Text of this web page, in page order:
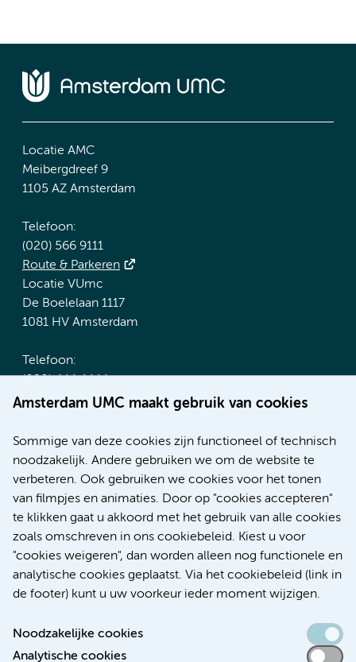
Amsterdam UMC maakt gebruik van cookies
Sommige van deze cookies zijn functioneel of technisch
noodzakelijk. Andere gebruiken we om de website te
verbeteren. Ook gebruiken we cookies voor het tonen
van filmpjes en animaties. Door op "cookies accepteren"
te klikken gaat u akkoord met het gebruik van alle cookies
zoals omschreven in ons cookiebeleid. Kiest u voor
"cookies weigeren", dan worden alleen nog functionele en
analytische cookies geplaatst. Via het cookiebeleid (link in
de footer) kunt u uw voorkeur ieder moment wijzigen.
Noodzakelijke cookies
Analytische cookies
Locatie AMC
Meibergdreef 9
1105 AZ Amsterdam
Telefoon:
(020) 566 9111
Route & Parkeren
Locatie VUmc
De Boelelaan 1117
1081 HV Amsterdam
Telefoon:
(020) 444 4444
Route & Parkeren
Meer Amsterdam UMC websites:
Werken bij Amsterdam UMC
Over Amsterdam UMC
Nieuws
Research
Educatie Locatie VUmc